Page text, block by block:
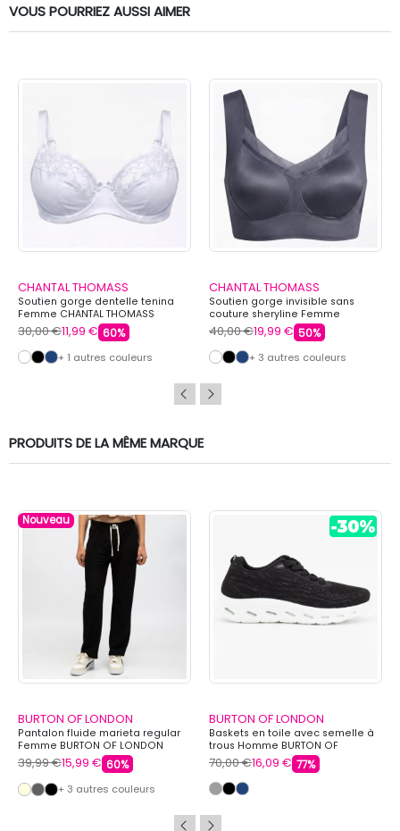
VOUS POURRIEZ AUSSI AIMER
CHANTAL THOMASS
Soutien gorge dentelle tenina
Femme CHANTAL THOMASS
30,00 €11,99 € 60%
+ 1 autres couleurs
CHANTAL THOMASS
Soutien gorge invisible sans
couture sheryline Femme
CHANTAL THOMASS
40,00 €19,99 € 50%
+ 3 autres couleurs
PRODUITS DE LA MÊME MARQUE
Nouveau
BURTON OF LONDON
Pantalon fluide marieta regular
Femme BURTON OF LONDON
39,99 €15,99 € 60%
+ 3 autres couleurs
BURTON OF LONDON
Baskets en toile avec semelle à
trous Homme BURTON OF
LONDON
70,00 €16,09 € 77%